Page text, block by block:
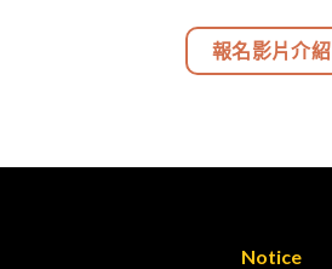
報名影片介紹
Notice